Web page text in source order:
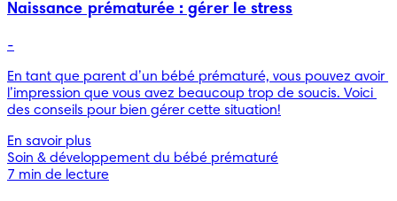
Naissance prématurée : gérer le stress
-
En tant que parent d’un bébé prématuré, vous pouvez avoir
l’impression que vous avez beaucoup trop de soucis. Voici
des conseils pour bien gérer cette situation!
En savoir plus
Soin & développement du bébé prématuré
7 min de lecture